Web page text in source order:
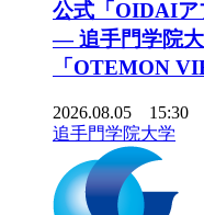
公式「OIDAIア
― 追手門学院
「OTEMON
2026.08.05 15:30
追手門学院大学